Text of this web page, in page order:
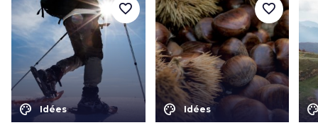
color_lens Idées
favorite_border
color_lens Idées
favorite_border